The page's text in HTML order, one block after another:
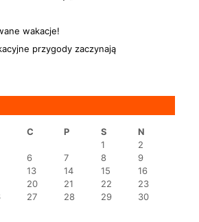
wakacje!
przygody zaczynają
C P S
N
1
2
6 7 8
9
13 14 15
16
20 21 22
23
27 28 29
30